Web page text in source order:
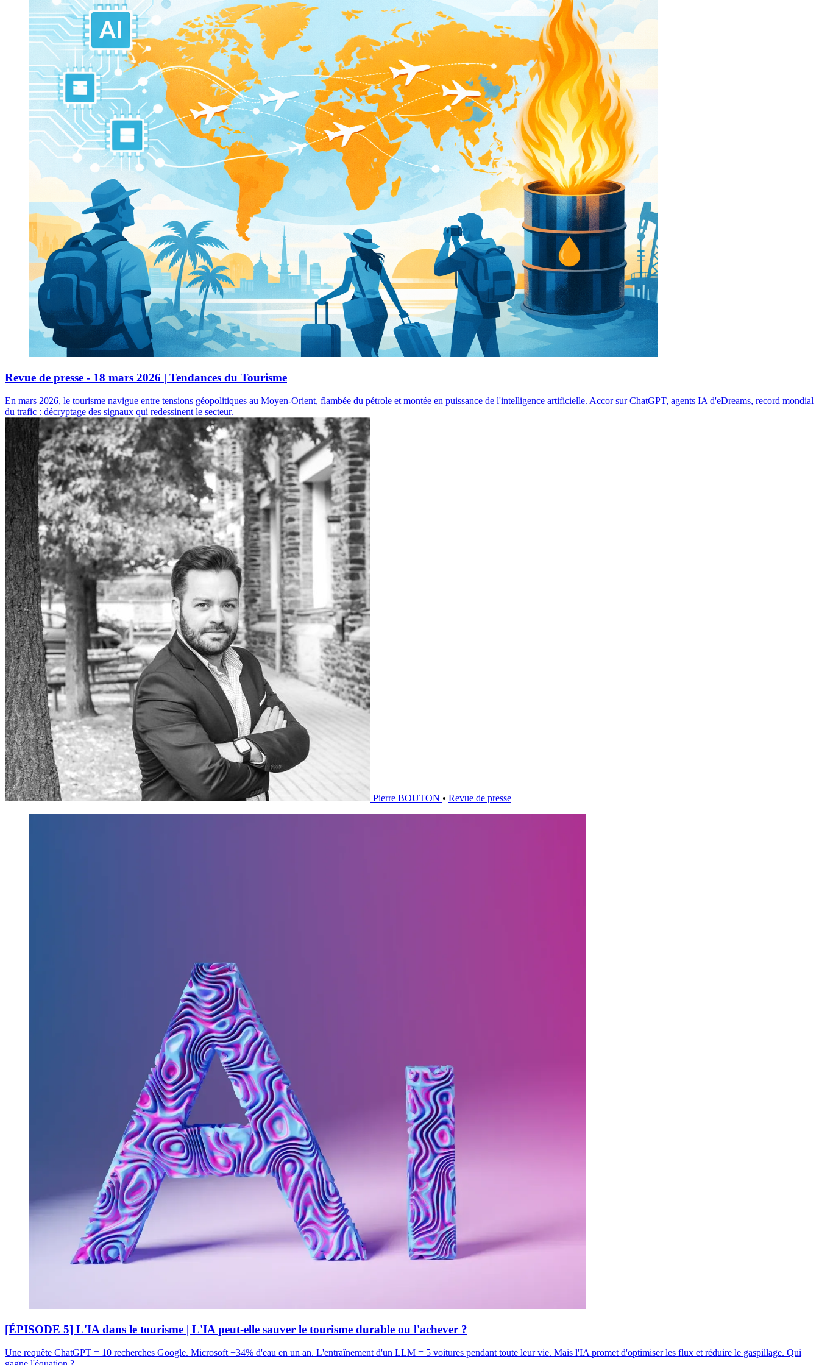
Revue de presse - 18 mars 2026 | Tendances du Tourisme
En mars 2026, le tourisme navigue entre tensions géopolitiques au Moyen-Orient, flambée du pétrole et montée en puissance de l'intelligence artificielle. Accor sur ChatGPT, agents IA d'eDreams, record mondial
du trafic : décryptage des signaux qui redessinent le secteur.
Pierre BOUTON • Revue de presse
[ÉPISODE 5] L'IA dans le tourisme | L'IA peut-elle sauver le tourisme durable ou l'achever ?
Une requête ChatGPT = 10 recherches Google. Microsoft +34% d'eau en un an. L'entraînement d'un LLM = 5 voitures pendant toute leur vie. Mais l'IA promet d'optimiser les flux et réduire le gaspillage. Qui